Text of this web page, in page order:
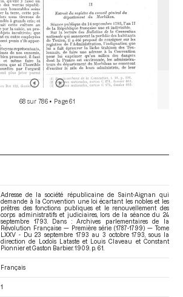
68 sur 786 • Page 61
Adresse de la société républicaine de Saint-Aignan qui
demande à la Convention une loi écartant les nobles et les
prêtres des fonctions publiques et le renouvellement des
corps administratifs et judiciaires, lors de la séance du 24
septembre 1793. Dans : Archives parlementaires de la
Révolution Française — Première série (1787-1799) — Tome
LXXV - Du 23 septembre 1793 au 3 octobre 1793
, sous la
direction de Lodoïs Lataste et Louis Claveau et Constant
Pionnier et Gaston Barbier. 1909. p. 61.
Français
1